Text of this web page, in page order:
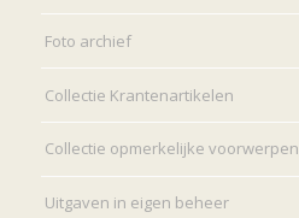
Foto archief
Collectie Krantenartikelen
Collectie opmerkelijke voorwerpen
Uitgaven in eigen beheer